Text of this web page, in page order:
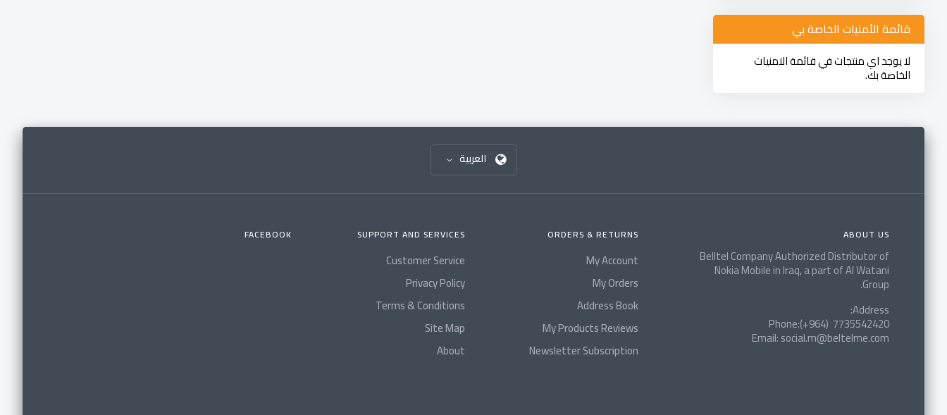
قائمة الأمنيات الخاصة بي
لا يوجد اي منتجات في قائمة الامنيات
الخاصة بك.
العربية
ABOUT US
Belltel Company Authorized Distributor of
Nokia Mobile in Iraq, a part of Al Watani
Group.
Address:
Phone:(+964) 7735542420
Email: social.m@beltelme.com
ORDERS & RETURNS
My Account
My Orders
Address Book
My Products Reviews
Newsletter Subscription
SUPPORT AND SERVICES
Customer Service
Privacy Policy
Terms & Conditions
Site Map
About
FACEBOOK